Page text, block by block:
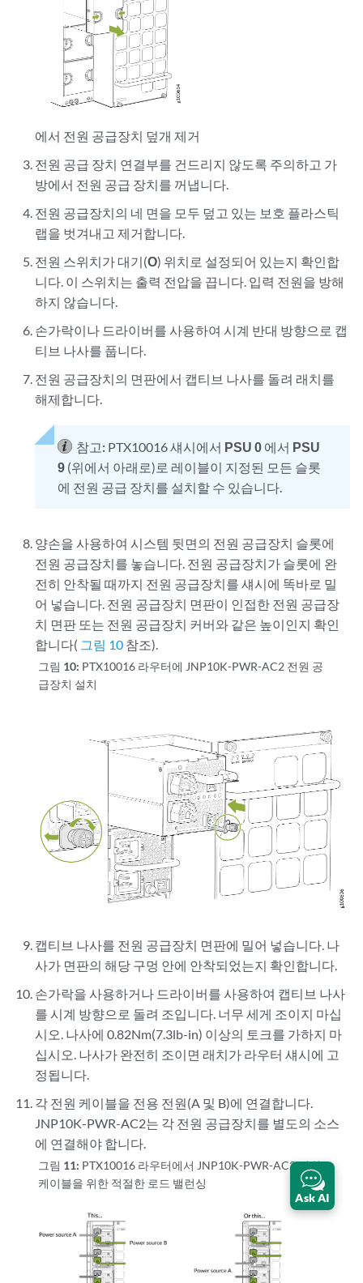
에서 전원 공급장치 덮개 제거
전원 공급 장치 연결부를 건드리지 않도록 주의하고 가
방에서 전원 공급 장치를 꺼냅니다.
전원 공급장치의 네 면을 모두 덮고 있는 보호 플라스틱
랩을 벗겨내고 제거합니다.
전원 스위치가 대기(O) 위치로 설정되어 있는지 확인합
니다. 이 스위치는 출력 전압을 끕니다. 입력 전원을 방해
하지 않습니다.
손가락이나 드라이버를 사용하여 시계 반대 방향으로 캡
티브 나사를 풉니다.
전원 공급장치의 면판에서 캡티브 나사를 돌려 래치를
해제합니다.
참고: PTX10016 섀시에서 PSU 0 에서 PSU
9 (위에서 아래로)로 레이블이 지정된 모든 슬롯
에 전원 공급 장치를 설치할 수 있습니다.
양손을 사용하여 시스템 뒷면의 전원 공급장치 슬롯에
전원 공급장치를 놓습니다. 전원 공급장치가 슬롯에 완
전히 안착될 때까지 전원 공급장치를 섀시에 똑바로 밀
어 넣습니다. 전원 공급장치 면판이 인접한 전원 공급장
치 면판 또는 전원 공급장치 커버와 같은 높이인지 확인
합니다( 그림 10 참조).
그림 10: PTX10016 라우터에 JNP10K-PWR-AC2 전원 공
급장치 설치
캡티브 나사를 전원 공급장치 면판에 밀어 넣습니다. 나
사가 면판의 해당 구멍 안에 안착되었는지 확인합니다.
손가락을 사용하거나 드라이버를 사용하여 캡티브 나사
를 시계 방향으로 돌려 조입니다. 너무 세게 조이지 마십
시오. 나사에 0.82Nm(7.3lb-in) 이상의 토크를 가하지 마
십시오. 나사가 완전히 조이면 래치가 라우터 섀시에 고
정됩니다.
각 전원 케이블을 전용 전원(A 및 B)에 연결합니다.
JNP10K-PWR-AC2는 각 전원 공급장치를 별도의 소스
에 연결해야 합니다.
그림 11: PTX10016 라우터에서 JNP10K-PWR-AC2 전원
케이블을 위한 적절한 로드 밸런싱
Ask AI